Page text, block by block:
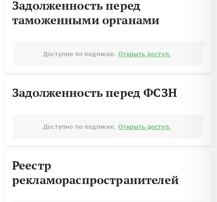
Задолженность перед
таможенными органами
Доступно по подписке. Открыть доступ.
Задолженность перед ФСЗН
Доступно по подписке. Открыть доступ.
Реестр
рекламораспространителей